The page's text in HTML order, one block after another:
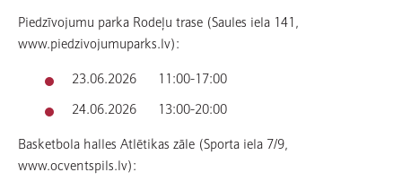
Piedzīvojumu parka Rodeļu trase (Saules iela 141,
www.piedzivojumuparks.lv):
23.06.2026 11:00-17:00
24.06.2026 13:00-20:00
Basketbola halles Atlētikas zāle (Sporta iela 7/9,
www.ocventspils.lv):